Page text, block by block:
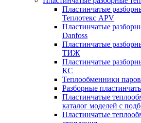
Пластинчатые
Теплотекс APV
Пластинчатые
Danfoss
Пластинчатые
ТИЖ
Пластинчатые
КC
Теплообменники
Разборные
Пластинчатые
каталог моделей с
Пластинчатые